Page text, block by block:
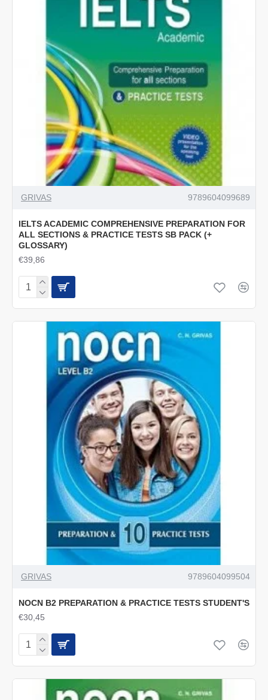
GRIVAS 9789604099689
IELTS ACADEMIC COMPREHENSIVE PREPARATION FOR
ALL SECTIONS & PRACTICE TESTS SB PACK (+
GLOSSARY)
€39,86
GRIVAS 9789604099504
NOCN B2 PREPARATION & PRACTICE TESTS STUDENT'S
€30,45